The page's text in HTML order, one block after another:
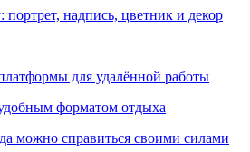
надпись, цветник и декор
для удалённой работы
форматом отдыха
можно справиться своими силами